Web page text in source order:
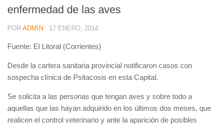
enfermedad de las aves
POR ADMIN · 17 ENERO, 2014
Fuente: El Litoral (Corrientes)
Desde la cartera sanitaria provincial notificaron casos con
sospecha clínica de Psitacosis en esta Capital.
Se solicita a las personas que tengan aves y sobre todo a
aquellas que las hayan adquirido en los últimos dos meses, que
realicen el control veterinario y ante la aparición de posibles